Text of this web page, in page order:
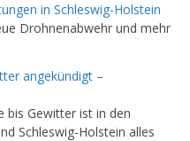
in Schleswig-Holstein
Drohnenabwehr und mehr
angekündigt –
bis Gewitter ist in den
Schleswig-Holstein alles